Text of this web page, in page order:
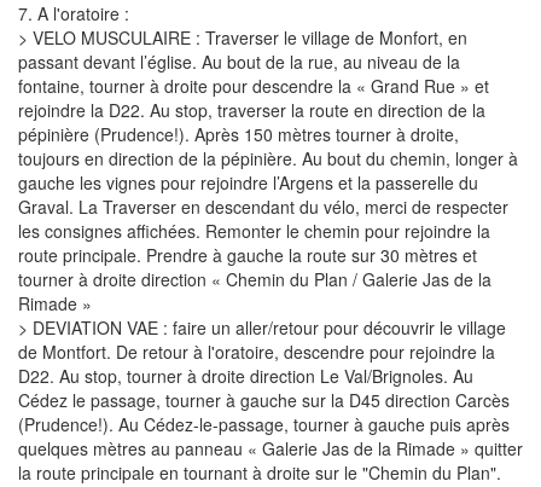
7. A l'oratoire :
> VELO MUSCULAIRE : Traverser le village de Monfort, en
passant devant l’église. Au bout de la rue, au niveau de la
fontaine, tourner à droite pour descendre la « Grand Rue » et
rejoindre la D22. Au stop, traverser la route en direction de la
pépinière (Prudence!). Après 150 mètres tourner à droite,
toujours en direction de la pépinière. Au bout du chemin, longer à
gauche les vignes pour rejoindre l’Argens et la passerelle du
Graval. La Traverser en descendant du vélo, merci de respecter
les consignes affichées. Remonter le chemin pour rejoindre la
route principale. Prendre à gauche la route sur 30 mètres et
tourner à droite direction « Chemin du Plan / Galerie Jas de la
Rimade »
> DEVIATION VAE : faire un aller/retour pour découvrir le village
de Montfort. De retour à l'oratoire, descendre pour rejoindre la
D22. Au stop, tourner à droite direction Le Val/Brignoles. Au
Cédez le passage, tourner à gauche sur la D45 direction Carcès
(Prudence!). Au Cédez-le-passage, tourner à gauche puis après
quelques mètres au panneau « Galerie Jas de la Rimade » quitter
la route principale en tournant à droite sur le "Chemin du Plan".